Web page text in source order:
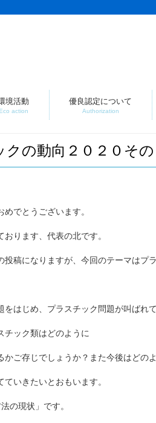
境活動
Eco action
優良認定について
Authorization
クの動向２０２０その
めでとうございます。
おります、代表の北です。
投稿になりますが、今回のテーマはプ
をはじめ、プラスチック問題が叫ばれ
チック類はどのように
かご存じでしょうか？また今後はどの
ていきたいとおもいます。
の現状」です。